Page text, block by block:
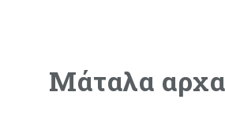
Μάταλα